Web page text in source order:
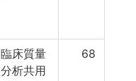
臨床質量
分析共用
68